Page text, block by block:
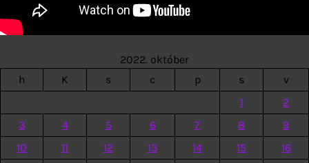
2022. október
h
K s c p s
v
1
2
3
4 5 6 7 8
9
10
11 12 13 14 15 16